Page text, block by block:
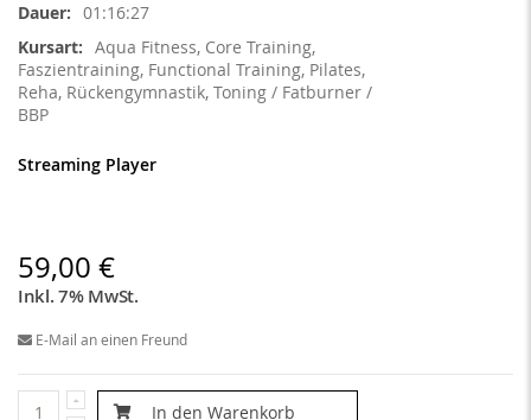
01:16:27
Aqua Fitness, Core Training,
Faszientraining, Functional Training, Pilates,
Reha, Rückengymnastik, Toning / Fatburner /
BBP
Streaming Player
59,00 €
Inkl. 7% MwSt.
E-Mail an einen Freund
In den Warenkorb